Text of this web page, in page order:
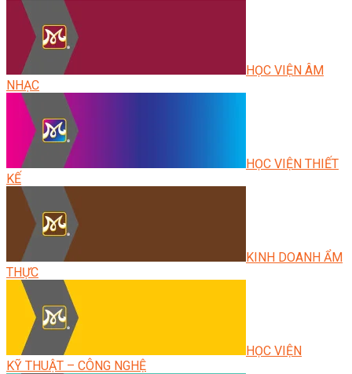
HỌC VIỆN ÂM
NHẠC
HỌC VIỆN THIẾT
KẾ
KINH DOANH ẨM
THỰC
HỌC VIỆN
KỸ THUẬT – CÔNG NGHỆ